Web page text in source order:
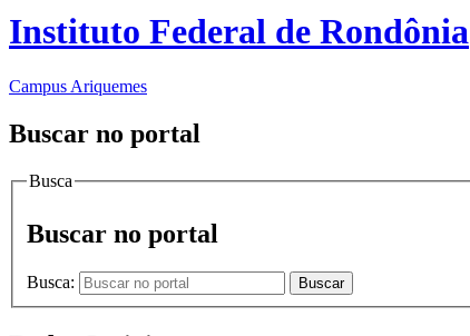
Instituto Federal de Rondônia
Campus Ariquemes
Buscar no portal
Busca
Buscar no portal
Busca: Buscar